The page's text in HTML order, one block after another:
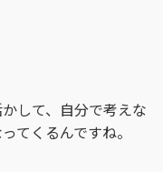
して、自分で考えな
てくるんですね。